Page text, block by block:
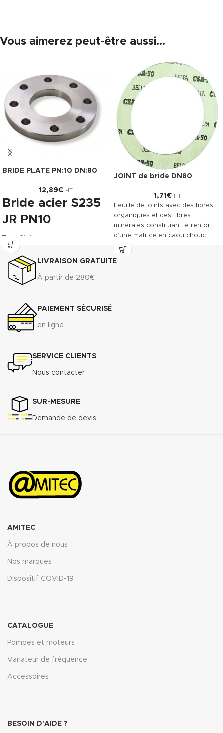
Vous aimerez peut-être aussi…
BRIDE PLATE PN:10 DN:80
12,89€ HT
Bride acier S235
JR PN10
Type 01 A
Gabarit de montage (GN) et
pression (PN) :
- PN/GN 10 (DN 15 à DN 700)
Télécharger la fiche technique
(.pdf)
JOINT de bride DN80
1,71 € HT
Feuille de joints avec des fibres
organiques et des fibres
minérales constituant le renfort
d’une matrice en caoutchouc
NBR. Le TECNIFIBRE80 possède
LIVRAISON GRATUITE
À partir de 280€
PAIEMENT SÉCURISÉ
en ligne
SERVICE CLIENTS
Nous contacter
SUR-MESURE
Demande de devis
AMITEC
À propos de nous
Nos marques
Dispositif COVID-19
CATALOGUE
Pompes et moteurs
Variateur de fréquence
Accessoires
BESOIN D'AIDE ?